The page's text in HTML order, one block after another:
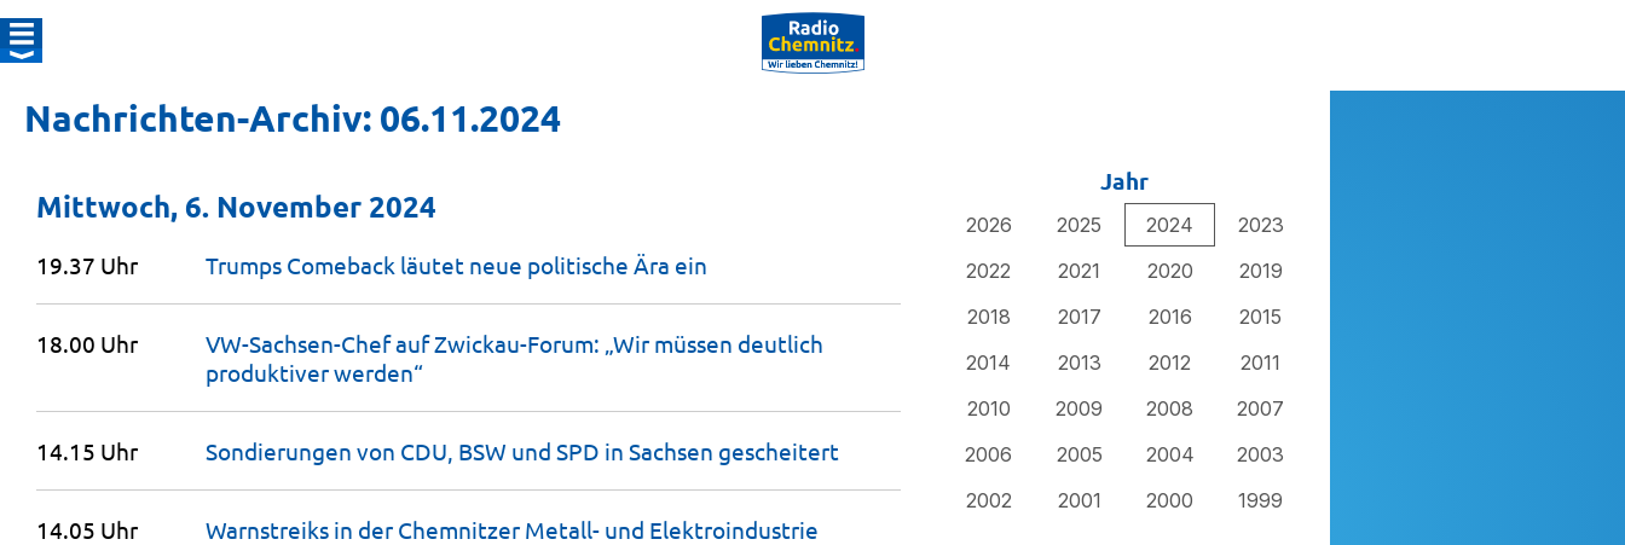
Nachrichten-Archiv: 06.11.2024
Jahr
2026 2025 2024
2023
2022
2021 2020
2019
2018
2017 2016
2015
2014
2013 2012
2011
2010
2009 2008
2007
2006
2005 2004
2003
2002
2001 2000 1999
Mittwoch, 6. November 2024
19.37 Uhr Trumps Comeback läutet neue politische Ära ein
18.00 Uhr
VW-Sachsen-Chef auf Zwickau-Forum: „Wir müssen deutlich
produktiverwerden“
14.15 Uhr Sondierungen von CDU, BSW und SPD in Sachsen gescheitert
14.05 Uhr Warnstreiks in der Chemnitzer Metall- und Elektroindustrie